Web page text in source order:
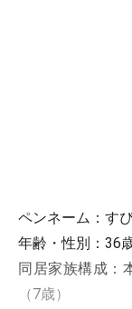
ペンネーム：す
年齢・性別：36
同居家族構成：
（7歳）